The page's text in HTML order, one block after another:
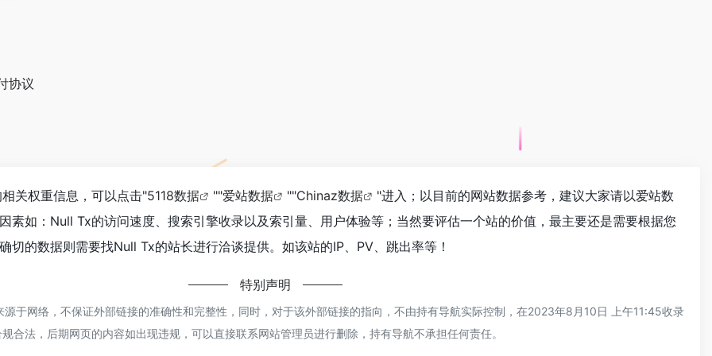
协议
关权重信息，可以点击"5118数据 ""爱站数据 ""Chinaz数据
"进入；以目前的网站数据参考，建议大家请以爱站数
素如：Null Tx的访问速度、搜索引擎收录以及索引量、用户体验等；当然要评估一个站的价值，最主要还是需要根据您
切的数据则需要找Null Tx的站长进行洽谈提供。如该站的IP、PV、跳出率等！
特别声明
于网络，不保证外部链接的准确性和完整性，同时，对于该外部链接的指向，不由持有导航实际控制，在2023年8月10日 上午11:45收录
合法，后期网页的内容如出现违规，可以直接联系网站管理员进行删除，持有导航不承担任何责任。